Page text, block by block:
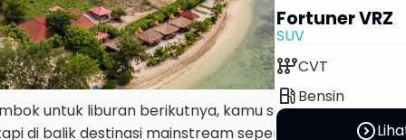
untuk liburan berikutnya, kamu sedang baca
di balik destinasi mainstream seperti Pantai Kuta
Fortuner VRZ
SUV
auto_transmissionCVT
local_gas_stationBensin
expand_circle_right